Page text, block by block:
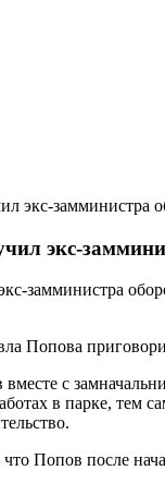
экс-замминистра
экс-
Попова
вместе с
в парке, тем
что Попов после